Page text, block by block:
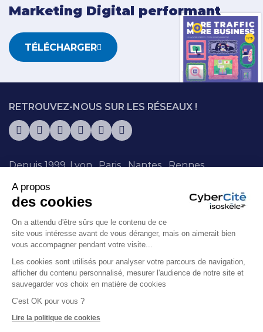
A propos
des cookies
On a attendu d'être sûrs que le contenu de ce
site vous intéresse avant de vous déranger, mais on aimerait bien
vous accompagner pendant votre visite...
Les cookies sont utilisés pour analyser votre parcours de navigation,
afficher du contenu personnalisé, mesurer l'audience de notre site et
sauvegarder vos choix en matière de cookies
C'est OK pour vous ?
Lire la politique de cookies
Marketing Digital performant
TÉLÉCHARGER
RETROUVEZ-NOUS SUR LES RÉSEAUX !
Depuis 1999.Lyon.Paris.Nantes.Rennes.
collaborateurs.trices.
© Isoskèle 1999-2026 – Siren : 415068345
Mentions légalesPolitique de cookies
Politique de recrutementPlan du site
Création de site : WEBQAM